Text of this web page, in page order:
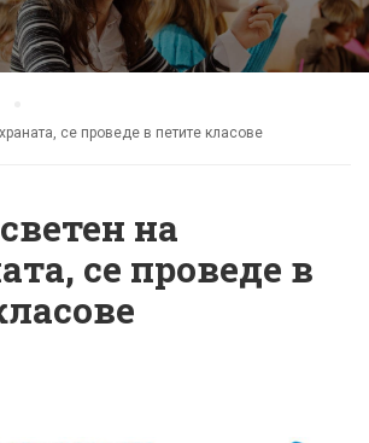
се проведе в петите класове
на
се проведе в